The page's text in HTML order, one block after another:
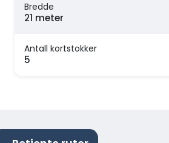
Bredde
21 meter
Antall kortstokker
5